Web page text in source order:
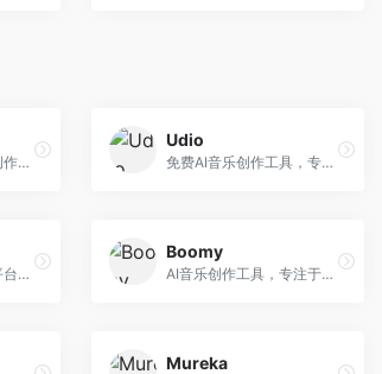
昆仑万维旗下AI音乐创作平台，专注于音乐内容生成。面向音乐爱好者和内容创作者，提供多种风格音乐生成，操作简便，创作速度快。
Udio
免费AI音乐创作工具，专注于高质量音乐生成。面向音乐创作者和内容制作者，支持多种音乐风格生成，音质专业，创作自由度高，适合专业音乐制作场景。
全栈自研AI音乐创作平台，支持从创作到发布的完整流程。面向独立音乐人和音乐工作室，提供作词作曲、编曲混音、音乐发布等服务，创作工具专业。
Boomy
AI音乐创作工具，专注于快速音乐生成与发布。面向音乐爱好者和业余创作者，支持一键生成原创音乐，可直接发布到音乐平台，创作门槛低。
Mureka